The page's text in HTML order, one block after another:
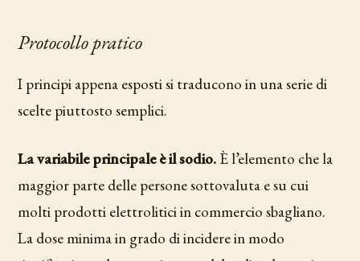
Protocollo pratico
I principi appena esposti si traducono in una serie di
scelte piuttosto semplici.
La variabile principale è il sodio. È l’elemento che la
maggior parte delle persone sottovaluta e su cui
molti prodotti elettrolitici in commercio sbagliano.
La dose minima in grado di incidere in modo